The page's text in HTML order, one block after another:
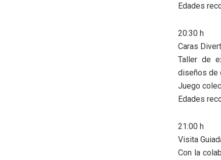
Edades
20:30 h
Caras
Taller de
diseños de
Juego
Edades
21:00 h
Visita
Con la